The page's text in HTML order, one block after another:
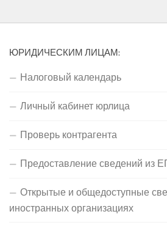
ЮРИДИЧЕСКИМ ЛИЦАМ:
Налоговый календарь
Личный кабинет юрлица
Проверь контрагента
Предоставление сведений
Открытые и общедоступные
иностранных организациях